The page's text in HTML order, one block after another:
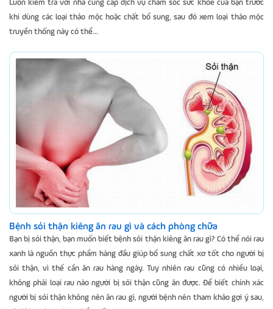
Luôn kiểm tra với nhà cung cấp dịch vụ chăm sóc sức khỏe của bạn trước
khi dùng các loại thảo mộc hoặc chất bổ sung, sau đó xem loại thảo mộc
truyền thống này có thể...
Bệnh sỏi thận kiêng ăn rau gì và cách phòng chữa
Bạn bị sỏi thận, bạn muốn biết bệnh sỏi thận kiêng ăn rau gì? Có thể nói rau
xanh là nguồn thực phẩm hàng đầu giúp bổ sung chất xơ tốt cho người bị
sỏi thận, vì thế cần ăn rau hàng ngày. Tuy nhiên rau cũng có nhiều loại,
không phải loại rau nào người bị sỏi thận cũng ăn được. Để biết chính xác
người bị sỏi thận không nên ăn rau gì, người bệnh nên tham khảo gợi ý sau,